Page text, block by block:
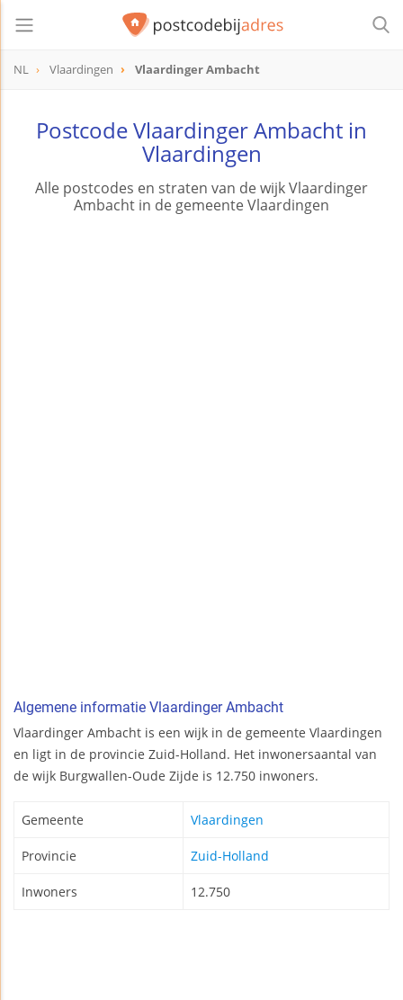
NL Vlaardingen Vlaardinger Ambacht
Postcode Vlaardinger Ambacht in
Vlaardingen
Alle postcodes en straten van de wijk Vlaardinger
Ambacht in de gemeente Vlaardingen
Algemene informatie Vlaardinger Ambacht
Vlaardinger Ambacht is een wijk in de gemeente Vlaardingen
en ligt in de provincie Zuid-Holland. Het inwonersaantal van
de wijk Burgwallen-Oude Zijde is 12.750 inwoners.
Gemeente Vlaardingen
Provincie Zuid-Holland
Inwoners 12.750